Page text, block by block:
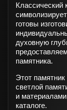
Классический
готовы
духовную
памятника.
Этот
светлой
и
каталоге.